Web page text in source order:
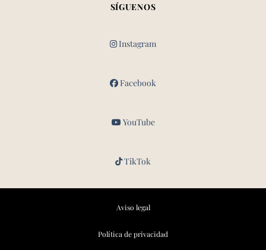
SÍGUENOS
Instagram
Facebook
YouTube
TikTok
Aviso legal
Política de privacidad